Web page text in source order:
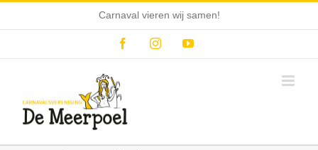
Carnaval vieren wij samen!
FacebookInstagramYouTube